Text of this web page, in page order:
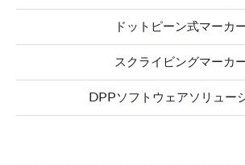
ドットピーン式マーカ
スクライビングマーカ
DPPソフトウェアソリュー